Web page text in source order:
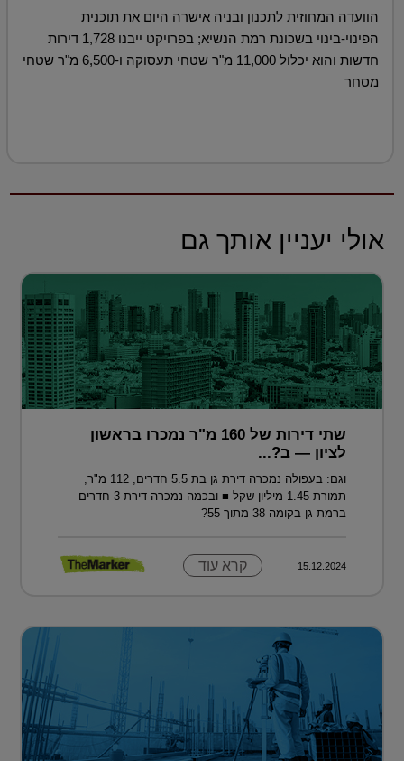
הוועדה המחוזית לתכנון ובניה אישרה היום את תוכנית
הפינוי-בינוי בשכונת רמת הנשיא; בפרויקט ייבנו 1,728 דירות
חדשות והוא יכלול 11,000 מ"ר שטחי תעסוקה ו-6,500 מ"ר שטחי
מסחר
אולי יעניין אותך גם
שתי דירות של 160 מ"ר נמכרו בראשון
לציון — ב?...
וגם: בעפולה נמכרה דירת גן בת 5.5 חדרים, 112 מ"ר,
תמורת 1.45 מיליון שקל ■ ובכמה נמכרה דירת 3 חדרים
ברמת גן בקומה 38 מתוך 55?
15.12.2024 קרא עוד